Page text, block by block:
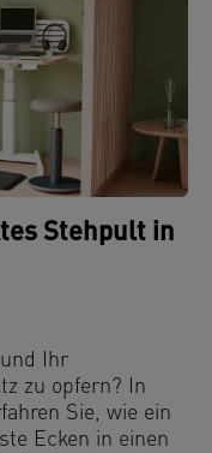
Stehpult in
Ihr
zu opfern? In
Sie, wie ein
Ecken in einen